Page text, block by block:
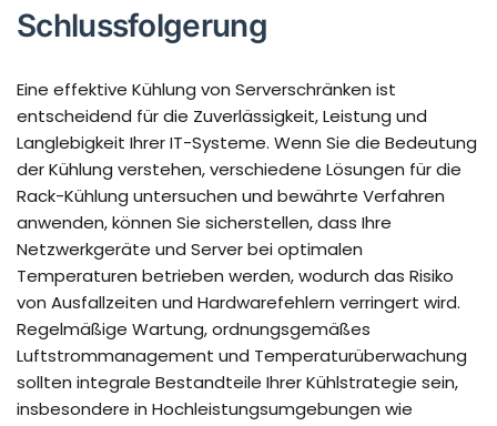
Schlussfolgerung
Eine effektive Kühlung von Serverschränken ist
entscheidend für die Zuverlässigkeit, Leistung und
Langlebigkeit Ihrer IT-Systeme. Wenn Sie die Bedeutung
der Kühlung verstehen, verschiedene Lösungen für die
Rack-Kühlung untersuchen und bewährte Verfahren
anwenden, können Sie sicherstellen, dass Ihre
Netzwerkgeräte und Server bei optimalen
Temperaturen betrieben werden, wodurch das Risiko
von Ausfallzeiten und Hardwarefehlern verringert wird.
Regelmäßige Wartung, ordnungsgemäßes
Luftstrommanagement und Temperaturüberwachung
sollten integrale Bestandteile Ihrer Kühlstrategie sein,
insbesondere in Hochleistungsumgebungen wie